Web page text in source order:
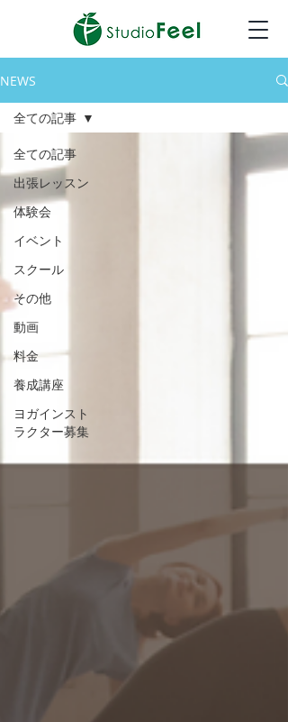
NEWS
全ての記事
出張レッスン
体験会
イベント
スクール
その他
動画
料金
養成講座
ヨガインスト
ラクター募集
全ての記事